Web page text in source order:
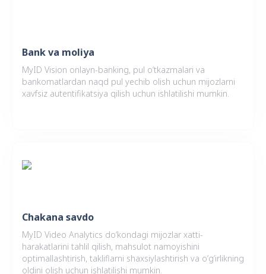
Bank va moliya
MyID Vision onlayn-banking, pul o‘tkazmalari va
bankomatlardan naqd pul yechib olish uchun mijozlarni
xavfsiz autentifikatsiya qilish uchun ishlatilishi mumkin.
Chakana savdo
MyID Video Analytics do‘kondagi mijozlar xatti-
harakatlarini tahlil qilish, mahsulot namoyishini
optimallashtirish, takliflarni shaxsiylashtirish va o‘g‘irlikning
oldini olish uchun ishlatilishi mumkin.